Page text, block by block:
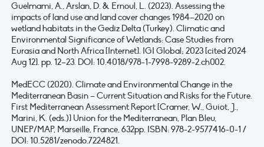
Guelmami, A., Arslan, D. & Ernoul, L. (2023). Assessing the
impacts of land use and land cover changes 1984–2020 on
wetland habitats in the Gediz Delta (Turkey). Climatic and
Environmental Significance of Wetlands: Case Studies from
Eurasia and North Africa [Internet]. IGI Global; 2023 [cited 2024
Aug 12]. pp. 12–23. DOI: 10.4018/978-1-7998-9289-2.ch002.
MedECC (2020). Climate and Environmental Change in the
Mediterranean Basin – Current Situation and Risks for the Future.
First Mediterranean Assessment Report [Cramer, W., Guiot, J.,
Marini, K. (eds.)] Union for the Mediterranean, Plan Bleu,
UNEP/MAP, Marseille, France, 632pp. ISBN: 978-2-9577416-0-1 /
DOI: 10.5281/zenodo.7224821.